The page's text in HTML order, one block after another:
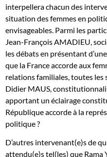
interpellera chacun des
situation des femmes en
envisageables. Parmi les
Jean-François AMADIEU,
les débats en présentant
que la France accorde aux
relations familiales, toutes les
Didier MAUS,
apportant un éclairage
République accorde à la
politique ?
D’autres intervenant(e)s de
attendu(e)s tel(les) que Rama